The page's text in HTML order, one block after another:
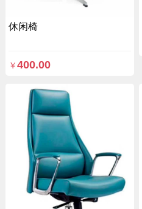
休闲椅
￥ 400.00